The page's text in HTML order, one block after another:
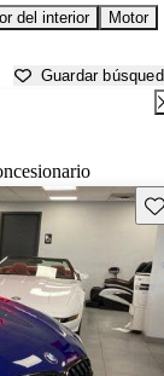
del interior
Motor
Guardar